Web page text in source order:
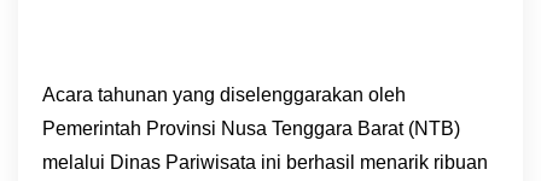
Acara tahunan yang diselenggarakan oleh
Pemerintah Provinsi Nusa Tenggara Barat (NTB)
melalui Dinas Pariwisata ini berhasil menarik ribuan